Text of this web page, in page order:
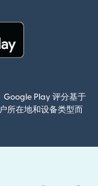
Play 评分基于
所在地和设备类型而